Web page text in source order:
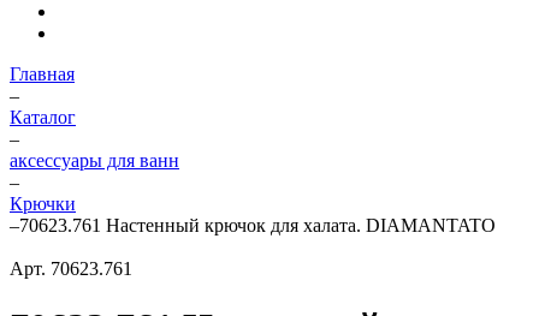
Главная
–
Каталог
–
аксессуары для ванн
–
Крючки
–70623.761 Настенный крючок для халата. DIAMANTATO
Арт. 70623.761